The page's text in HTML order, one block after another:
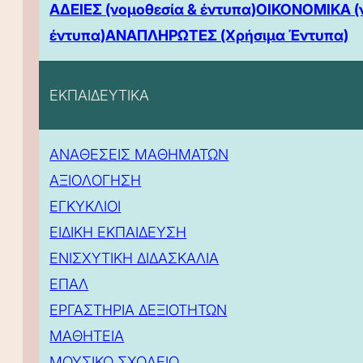
ΑΔΕΙΕΣ (νομοθεσία & έντυπα)ΟΙΚΟΝΟΜΙΚΑ
έντυπα)ΑΝΑΠΛΗΡΩΤΕΣ (Χρήσιμα Έντυπα)
ΕΚΠΑΙΔΕΥΤΙΚΑ
ΑΝΑΘΕΣΕΙΣ ΜΑΘΗΜΑΤΩΝ
ΑΞΙΟΛΟΓΗΣΗ
ΕΓΚΥΚΛΙΟΙ
ΕΙΔΙΚΗ ΕΚΠΑΙΔΕΥΣΗ
ΕΝΙΣΧΥΤΙΚΗ ΔΙΔΑΣΚΑΛΙΑ
ΕΠΑΛ
ΕΡΓΑΣΤΗΡΙΑ ΔΕΞΙΟΤΗΤΩΝ
ΜΑΘΗΤΕΙΑ